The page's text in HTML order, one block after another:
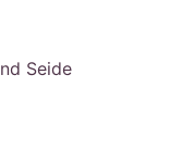
Seide